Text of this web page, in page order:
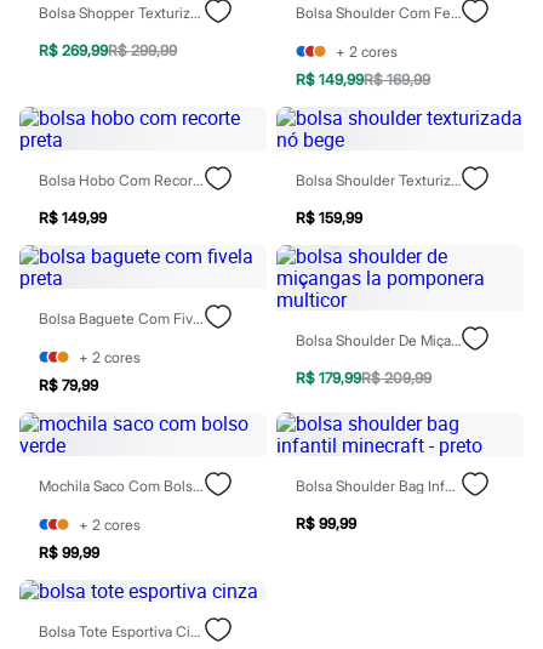
Disney
Hello Kitty
Homem Aranha
Naruto
Patrulha Canina
Sonic
Stitch
Beleza
Kits
Perfumes árabes
Novidades
Cabelos
Escovas e Pentes
Shampoo
Tratamento
Cuidados com o corpo
Hidratante
Protetor solar
Tratamento
Cuidados com o rosto
Esfoliante
Hidratante
Protetor solar
Tônicos
Maquiagens
Base
Bolsa Shopper Texturizada Mindset Preta
R$ 269,99R$ 299,99
Bolsa Shoulder Com Fecho De Metal Marrom
+ 2 cores
R$ 149,99R$ 169,99
Bolsa Hobo Com Recorte Preta
R$ 149,99
Bolsa Shoulder Texturizada Nó Bege
R$ 159,99
Bolsa Baguete Com Fivela Preta
+ 2 cores
R$ 79,99
Bolsa Shoulder De Miçangas La Pomponera Multicor
R$ 179,99R$ 209,99
Mochila Saco Com Bolso Verde
+ 2 cores
R$ 99,99
Bolsa Shoulder Bag Infantil Minecraft - Preto
R$ 99,99
Bolsa Tote Esportiva Cinza